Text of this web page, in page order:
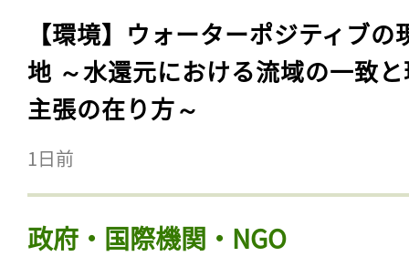
【環境】ウォーターポジティブの
地 ～水還元における流域の一致
主張の在り方～
1日前
政府・国際機関・NGO